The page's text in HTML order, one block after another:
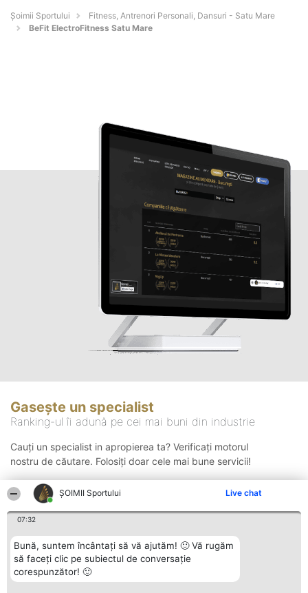
ȘOIMII Sportului Live chat
07:32
Bună, suntem încântați să vă ajutăm! 🙂 Vă rugăm
să faceți clic pe subiectul de conversație
corespunzător! 🙂
Șoimii Sportului
Fitness, Antrenori Personali, Dansuri - Satu Mare
BeFit ElectroFitness Satu Mare
Gasește un specialist
Ranking-ul îi adună pe cei mai buni din industrie
Cauți un specialist in apropierea ta? Verificați motorul
nostru de căutare. Folosiți doar cele mai bune servicii!